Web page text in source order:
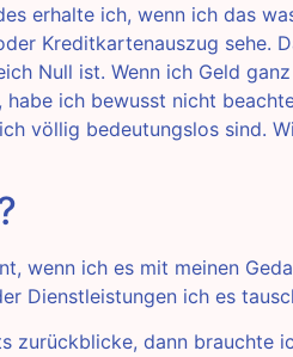
erhalte ich, wenn ich das
Kreditkartenauszug sehe.
Null ist. Wenn ich Geld
ich bewusst nicht
völlig bedeutungslos sind.
wenn ich es mit meinen
Dienstleistungen ich es
zurückblicke, dann brauchte